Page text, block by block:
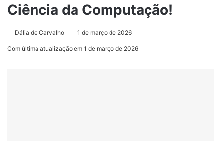
Ciência da Computação!
Dália de Carvalho 1 de março de 2026
Com última atualização em 1 de março de 2026